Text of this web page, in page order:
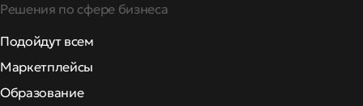
Решения по сфере бизнеса
Подойдут всем
Маркетплейсы
Образование